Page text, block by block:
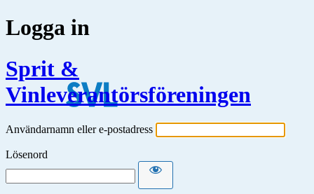
Logga in
Sprit &
Vinleverantörsföreningen
Användarnamn eller e-postadress
Lösenord